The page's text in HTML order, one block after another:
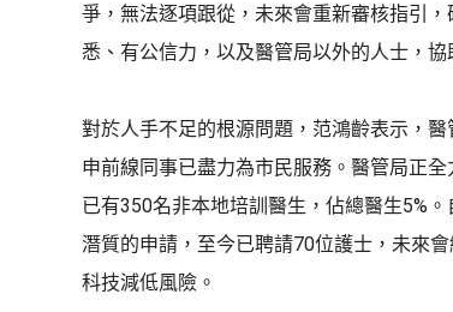
爭，無法逐項跟從，未來會重新審核指引
悉、有公信力，以及醫管局以外的人士，
對於人手不足的根源問題，范鴻齡表示，
申前線同事已盡力為市民服務。醫管局正
已有350名非本地培訓醫生，佔總醫生5%
潛質的申請，至今已聘請70位護士，未來
科技減低風險。